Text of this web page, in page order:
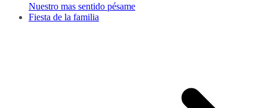
Nuestro mas sentido pésame
Fiesta de la familia